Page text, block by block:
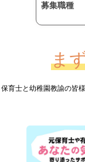
募集職種
ま
保育士と幼稚園教諭の皆